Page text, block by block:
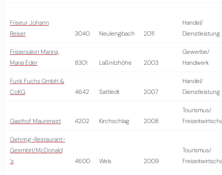
Friseur Johann
Reiser
3040 Neulengbach 2011
Handel/
Dienstleistung
Frisiersalon Marina,
Maria Eder
8301 Laßnitzhöhe 2003
Gewerbe/
Handwerk
Funk Fuchs GmbH &
CoKG
4642 Sattledt 2007
Handel/
Dienstleistung
Gasthof Maurerwirt 4202 Kirchschlag 2008
Tourismus/
Gehring-Restaurant-
GesmbH/McDonald
´s
4600 Wels 2009
Tourismus/